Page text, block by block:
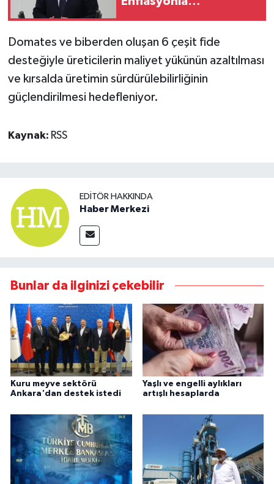
Domates ve biberden oluşan 6 çeşit fide
desteğiyle üreticilerin maliyet yükünün azaltılması
ve kırsalda üretimin sürdürülebilirliğinin
güçlendirilmesi hedefleniyor.
Kaynak: RSS
EDITÖR HAKKINDA
Haber Merkezi
Bunlar da ilginizi çekebilir
Kuru meyve sektörü
Ankara'dan destek istedi
Yaşlı ve engelli aylıkları
artışlı hesaplarda